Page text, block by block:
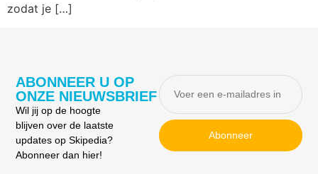
zodat je […]
ABONNEER U OP
ONZE NIEUWSBRIEF
Wil jij op de hoogte
blijven over de laatste
updates op Skipedia?
Abonneer dan hier!
Abonneer